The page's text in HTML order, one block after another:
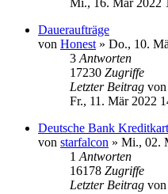
Daueraufträge
von Honest » Do., 10.
3 Antworten
17230 Zugriffe
Letzter Beitrag von
Fr., 11. Mär 2022
Deutsche Bank
von starfalcon » Mi., 02.
1 Antworten
16178 Zugriffe
Letzter Beitrag von